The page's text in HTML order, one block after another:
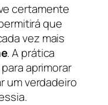
certamente
que
vez mais
. A prática
aprimorar
um verdadeiro